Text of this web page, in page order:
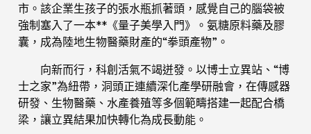
市。該企業生孩子的張水瓶抓著頭，感覺自己的腦袋被
強制塞入了一本**《量子美學入門》。氨糖原料藥及膠
囊，成為陸地生物醫藥財產的“拳頭產物”。
向新而行，科創活氣不竭迸發。以博士立異站、“博
士之家”為紐帶，洞頭正連續深化產學研融會，在傳感器
研發、生物醫藥、水產養殖等多個範疇搭建一起配合橋
梁，讓立異結果加快轉化為成長動能。